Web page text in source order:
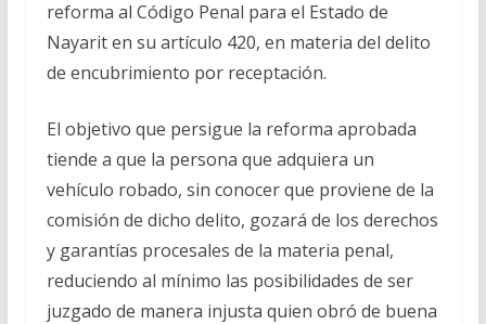
reforma al Código Penal para el Estado de
Nayarit en su artículo 420, en materia del delito
de encubrimiento por receptación.
El objetivo que persigue la reforma aprobada
tiende a que la persona que adquiera un
vehículo robado, sin conocer que proviene de la
comisión de dicho delito, gozará de los derechos
y garantías procesales de la materia penal,
reduciendo al mínimo las posibilidades de ser
juzgado de manera injusta quien obró de buena